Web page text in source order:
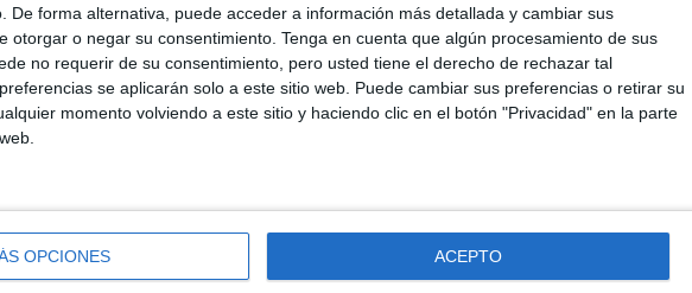
De forma alternativa, puede acceder a información más detallada y cambiar sus
otorgar o negar su consentimiento. Tenga en cuenta que algún procesamiento de sus
no requerir de su consentimiento, pero usted tiene el derecho de rechazar tal
se aplicarán solo a este sitio web. Puede cambiar sus preferencias o retirar su
momento volviendo a este sitio y haciendo clic en el botón "Privacidad" en la parte
OPCIONES ACEPTO
madre de Mohamed,Fatema, está destrozada. “Es su